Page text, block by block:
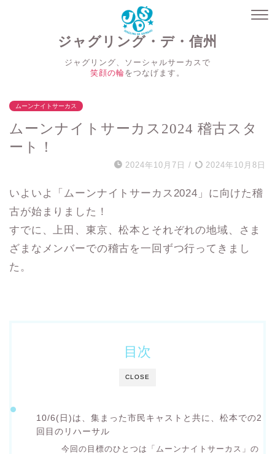
ジャグリング・デ・信州
ジャグリング、ソーシャルサーカスで
笑顔の輪をつなげます。
ムーンナイトサーカス
ムーンナイトサーカス2024 稽古スタ
ート！
2024年10月7日 / 2024年10月8日
いよいよ「ムーンナイトサーカス2024」に向けた稽
古が始まりました！
すでに、上田、東京、松本とそれぞれの地域、さま
ざまなメンバーでの稽古を一回ずつ行ってきまし
た。
CLOSE
目次
10/6(日)は、集まった市民キャストと共に、松本での2
回目のリハーサル
今回の目標のひとつは「ムーンナイトサーカス」の